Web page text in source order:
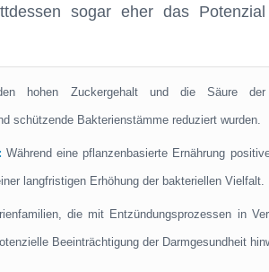
sogar eher das
hohen Zuckergehalt und die Säure der
schützende Bakterienstämme reduziert wurden.
Während eine pflanzenbasierte Ernährung
langfristigen Erhöhung der bakteriellen Vielfalt.
die mit Entzündungsprozessen in
Beeinträchtigung der Darmgesundheit